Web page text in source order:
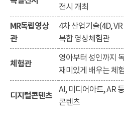
전시 개최
MR독립영상
관
4차 산업기술(4D,
복합 영상체험관
체험관
영아부터 성인까지
재미있게 배우는 체
디지털콘텐츠
AI, 미디어아트, AR
콘텐츠